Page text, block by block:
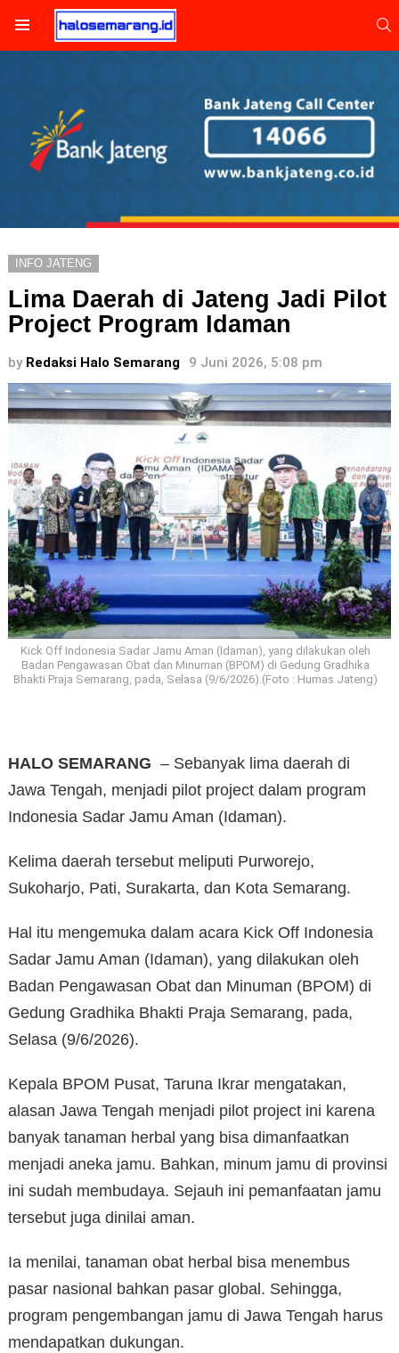
INFO JATENG
Lima Daerah di Jateng Jadi Pilot
Project Program Idaman
by Redaksi Halo Semarang 9 Juni 2026, 5:08 pm
Kick Off Indonesia Sadar Jamu Aman (Idaman), yang dilakukan oleh
Badan Pengawasan Obat dan Minuman (BPOM) di Gedung Gradhika
Bhakti Praja Semarang, pada, Selasa (9/6/2026).(Foto : Humas Jateng)
HALO SEMARANG – Sebanyak lima daerah di
Jawa Tengah, menjadi pilot project dalam program
Indonesia Sadar Jamu Aman (Idaman).
Kelima daerah tersebut meliputi Purworejo,
Sukoharjo, Pati, Surakarta, dan Kota Semarang.
Hal itu mengemuka dalam acara Kick Off Indonesia
Sadar Jamu Aman (Idaman), yang dilakukan oleh
Badan Pengawasan Obat dan Minuman (BPOM) di
Gedung Gradhika Bhakti Praja Semarang, pada,
Selasa (9/6/2026).
Kepala BPOM Pusat, Taruna Ikrar mengatakan,
alasan Jawa Tengah menjadi pilot project ini karena
banyak tanaman herbal yang bisa dimanfaatkan
menjadi aneka jamu. Bahkan, minum jamu di provinsi
ini sudah membudaya. Sejauh ini pemanfaatan jamu
tersebut juga dinilai aman.
Ia menilai, tanaman obat herbal bisa menembus
pasar nasional bahkan pasar global. Sehingga,
program pengembangan jamu di Jawa Tengah harus
mendapatkan dukungan.